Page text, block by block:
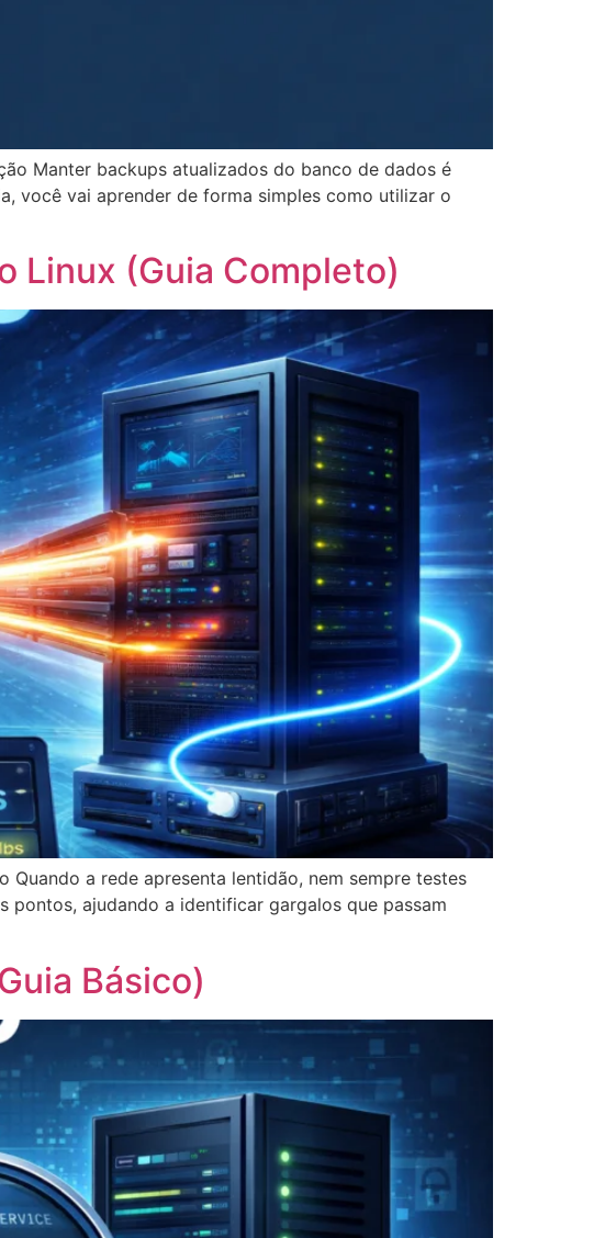
Manter backups atualizados do banco de dados é
você vai aprender de forma simples como utilizar o
Linux (Guia Completo)
a rede apresenta lentidão, nem sempre testes
ajudando a identificar gargalos que passam
Básico)